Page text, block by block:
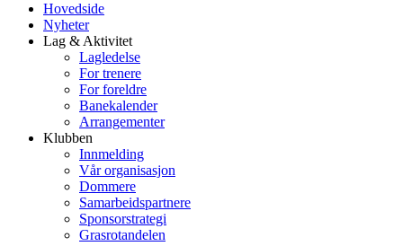
Hovedside
Nyheter
Lag & Aktivitet
Lagledelse
For trenere
For foreldre
Banekalender
Arrangementer
Klubben
Innmelding
Vår organisasjon
Dommere
Samarbeidspartnere
Sponsorstrategi
Grasrotandelen